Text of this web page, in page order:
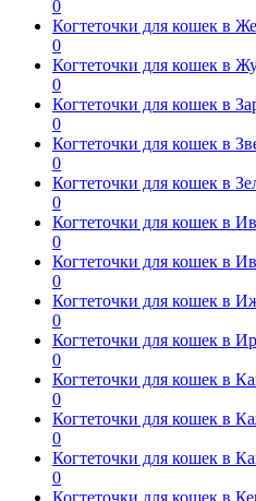
0
Когтеточки для кошек в
0
Когтеточки для кошек в
0
Когтеточки для кошек в
0
Когтеточки для кошек в
0
Когтеточки для кошек в
0
Когтеточки для кошек в
0
Когтеточки для кошек в
0
Когтеточки для кошек в
0
Когтеточки для кошек в
0
Когтеточки для кошек в
0
Когтеточки для кошек в
0
Когтеточки для кошек в
0
Когтеточки для кошек в